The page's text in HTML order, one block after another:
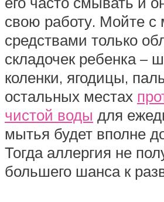
свою работу. Мойте
средствами только
складочек ребенка –
коленки, ягодицы,
остальных местах
чистой воды для
мытья будет вполне
Тогда аллергия не
большего шанса к